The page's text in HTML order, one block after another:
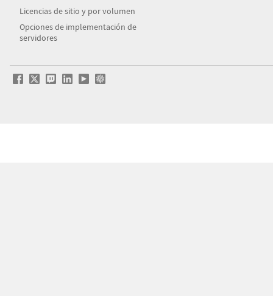
Licencias de sitio y por volumen
Opciones de implementación de
servidores